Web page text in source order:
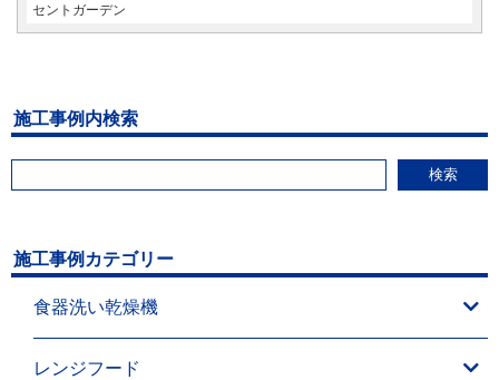
セントガーデン
施工事例内検索
検索
施工事例カテゴリー
食器洗い乾燥機
レンジフード